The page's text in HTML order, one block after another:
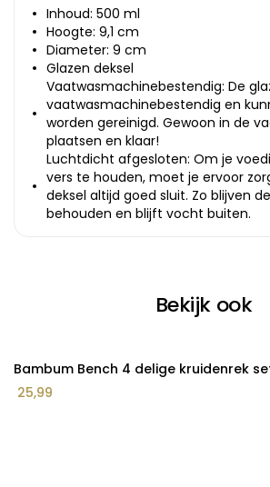
Inhoud: 500 ml
Hoogte: 9,1 cm
Diameter: 9 cm
Glazen deksel
Vaatwasmachinebestendig: De
vaatwasmachinebestendig en
worden gereinigd. Gewoon in de
plaatsen en klaar!
Luchtdicht afgesloten: Om je
vers te houden, moet je ervoor
deksel altijd goed sluit. Zo blijven
behouden en blijft vocht buiten.
Bekijk ook
Bambum Bench 4 delige kruidenrek
25,99